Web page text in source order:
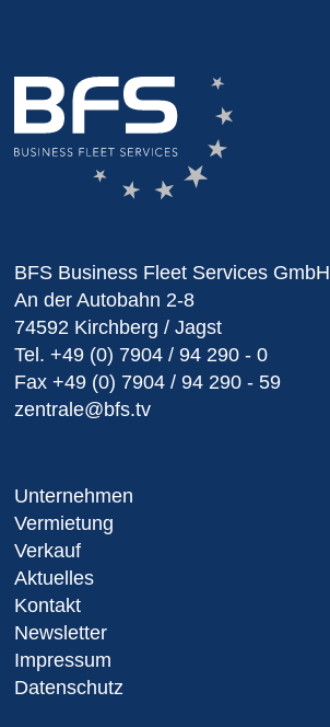
BFS Business Fleet Services GmbH
An der Autobahn 2-8
74592 Kirchberg / Jagst
Tel. +49 (0) 7904 / 94 290 - 0
Fax +49 (0) 7904 / 94 290 - 59
zentrale@bfs.tv
Unternehmen
Vermietung
Verkauf
Aktuelles
Kontakt
Newsletter
Impressum
Datenschutz